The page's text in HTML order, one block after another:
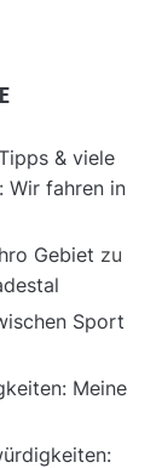
& viele
Wir fahren in
Gebiet zu
Sport
Meine